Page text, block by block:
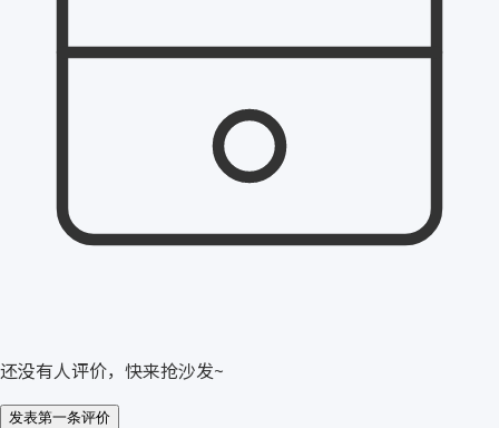
还没有人评价，快来抢沙发~
发表第一条评价